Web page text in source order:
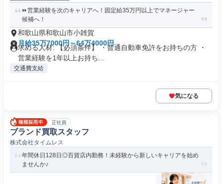
⏩️営業経験を次のキャリアへ！固定給35万円以上でマネージャー
候補へ！
和歌山県和歌山市小雑賀
月給35万7000円～64万4000円
求める人材: 【必須条件】 ・普通自動車免許をお持ちの方 ・
営業経験を1年以上お持ち...
交通費支給
気になる
正社員
ブランド買取スタッフ
株式会社タイムレス
年間休日128日◎百貨店内勤務！未経験から新しいキャリアを始め
ませんか♪